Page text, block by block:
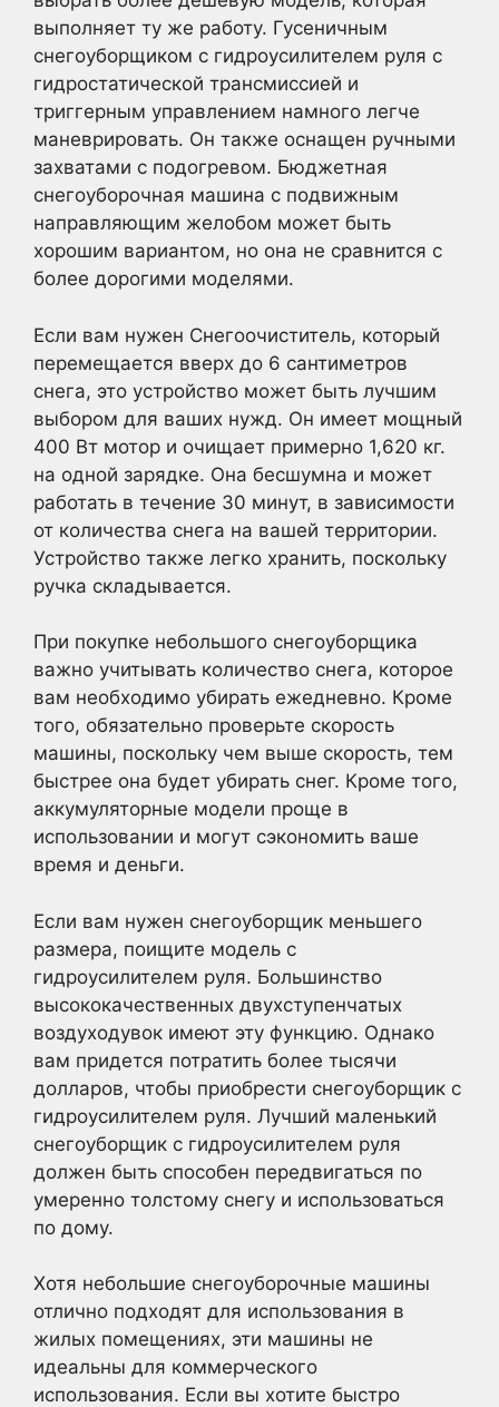
выполняет ту же работу. Гусеничным
снегоуборщиком с гидроусилителем руля с
гидростатической трансмиссией и
триггерным управлением намного легче
маневрировать. Он также оснащен ручными
захватами с подогревом. Бюджетная
снегоуборочная машина с подвижным
направляющим желобом может быть
хорошим вариантом, но она не сравнится с
более дорогими моделями.
Если вам нужен Снегоочиститель, который
перемещается вверх до 6 сантиметров
снега, это устройство может быть лучшим
выбором для ваших нужд. Он имеет мощный
400 Вт мотор и очищает примерно 1,620 кг.
на одной зарядке. Она бесшумна и может
работать в течение 30 минут, в зависимости
от количества снега на вашей территории.
Устройство также легко хранить, поскольку
ручка складывается.
При покупке небольшого снегоуборщика
важно учитывать количество снега, которое
вам необходимо убирать ежедневно. Кроме
того, обязательно проверьте скорость
машины, поскольку чем выше скорость, тем
быстрее она будет убирать снег. Кроме того,
аккумуляторные модели проще в
использовании и могут сэкономить ваше
время и деньги.
Если вам нужен снегоуборщик меньшего
размера, поищите модель с
гидроусилителем руля. Большинство
высококачественных двухступенчатых
воздуходувок имеют эту функцию. Однако
вам придется потратить более тысячи
долларов, чтобы приобрести снегоуборщик с
гидроусилителем руля. Лучший маленький
снегоуборщик с гидроусилителем руля
должен быть способен передвигаться по
умеренно толстому снегу и использоваться
по дому.
Хотя небольшие снегоуборочные машины
отлично подходят для использования в
жилых помещениях, эти машины не
идеальны для коммерческого
использования. Если вы хотите быстро